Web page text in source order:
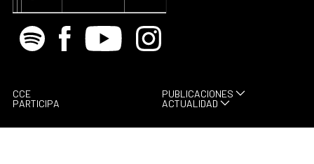
Spotify Facebook
Youtube Instagram
CCE
PARTICIPA
PUBLICACIONES
ACTUALIDAD